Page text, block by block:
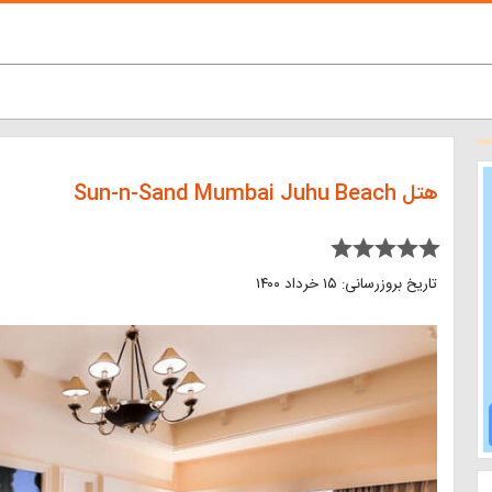
هتل Sun-n-Sand Mumbai Juhu Beach
star star star star star
تاریخ بروزرسانی: ۱۵ خرداد ۱۴۰۰